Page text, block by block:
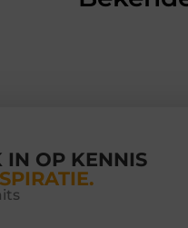
IN OP KENNIS